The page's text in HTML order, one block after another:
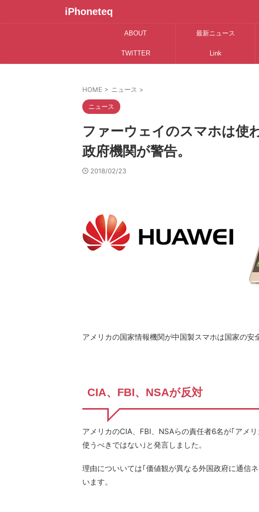
iPhoneteq
ABOUT 最新ニュース
TWITTER Link
HOME > ニュース >
ニュース
ファーウェイのスマホは
政府機関が警告。
2018/02/23
アメリカの国家情報機関が中国製スマホは国家の安
CIA、FBI、NSAが反対
アメリカのCIA、FBI、NSAらの責任者6名が｢アメ
使うべきではない｣と発言しました。
理由についいては｢価値観が異なる外国政府に通信
います。